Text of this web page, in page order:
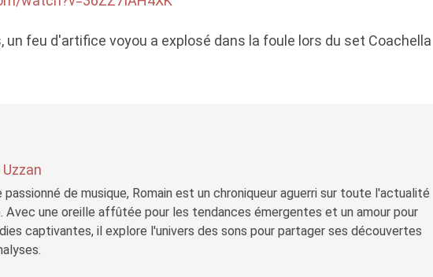
un feu d'artifice voyou a explosé dans la foule lors du set Coachella
passionné de musique, Romain est un chroniqueur aguerri sur toute l'actualité
Avec une oreille affûtée pour les tendances émergentes et un amour pour
captivantes, il explore l'univers des sons pour partager ses découvertes